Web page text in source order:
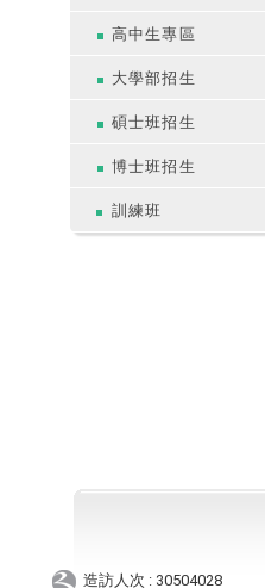
高中生專區
大學部招生
碩士班招生
博士班招生
訓練班
造訪人次 : 30504028